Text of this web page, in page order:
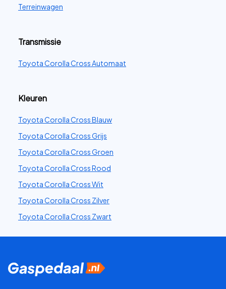
Terreinwagen
Transmissie
Toyota Corolla Cross Automaat
Kleuren
Toyota Corolla Cross Blauw
Toyota Corolla Cross Grijs
Toyota Corolla Cross Groen
Toyota Corolla Cross Rood
Toyota Corolla Cross Wit
Toyota Corolla Cross Zilver
Toyota Corolla Cross Zwart